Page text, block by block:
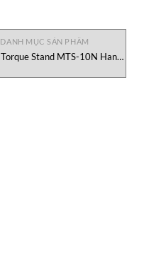
DANH MỤC SẢN PHẨM
Torque Stand MTS-10N Hans-